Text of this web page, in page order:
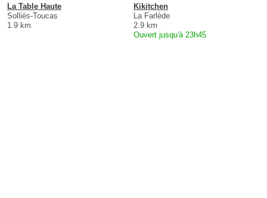
La Table Haute
Solliès-Toucas
1.9 km
Kikitchen
La Farlède
2.9 km
Ouvert jusqu'à 23h45